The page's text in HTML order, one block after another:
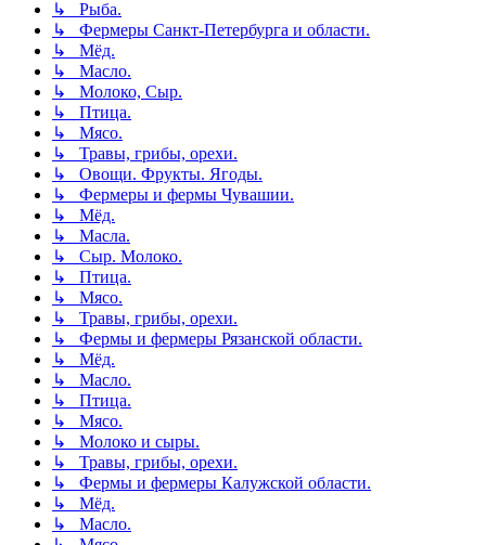
↳ Рыба.
↳ Фермеры Санкт-Петербурга и области.
↳ Мёд.
↳ Масло.
↳ Молоко, Сыр.
↳ Птица.
↳ Мясо.
↳ Травы, грибы, орехи.
↳ Овощи. Фрукты. Ягоды.
↳ Фермеры и фермы Чувашии.
↳ Мёд.
↳ Масла.
↳ Сыр. Молоко.
↳ Птица.
↳ Мясо.
↳ Травы, грибы, орехи.
↳ Фермы и фермеры Рязанской области.
↳ Мёд.
↳ Масло.
↳ Птица.
↳ Мясо.
↳ Молоко и сыры.
↳ Травы, грибы, орехи.
↳ Фермы и фермеры Калужской области.
↳ Мёд.
↳ Масло.